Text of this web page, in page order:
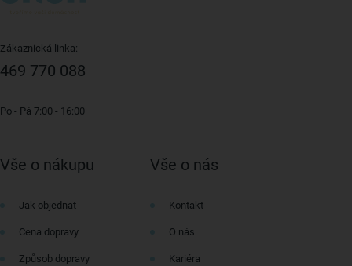
Zákaznická linka:
469 770 088
Po - Pá 7:00 - 16:00
Vše o nákupu
Jak objednat
Cena dopravy
Způsob dopravy
Vše o nás
Kontakt
O nás
Kariéra